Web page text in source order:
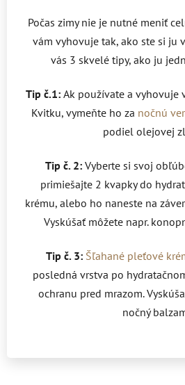
Počas zimy nie je nutné meniť
vám vyhovuje tak, ako ste si ju
vás 3 skvelé tipy, ako ju
Tip č.1: Ak používate a vyhovuje
Kvitku, vymeňte ho za nočnú
podiel olejovej
Tip č. 2: Vyberte si svoj
primiešajte 2 kvapky do
krému, alebo ho naneste na
Vyskúšať môžete napr.
Tip č. 3: Šľahané pleťové
posledná vrstva po
ochranu pred mrazom.
nočný